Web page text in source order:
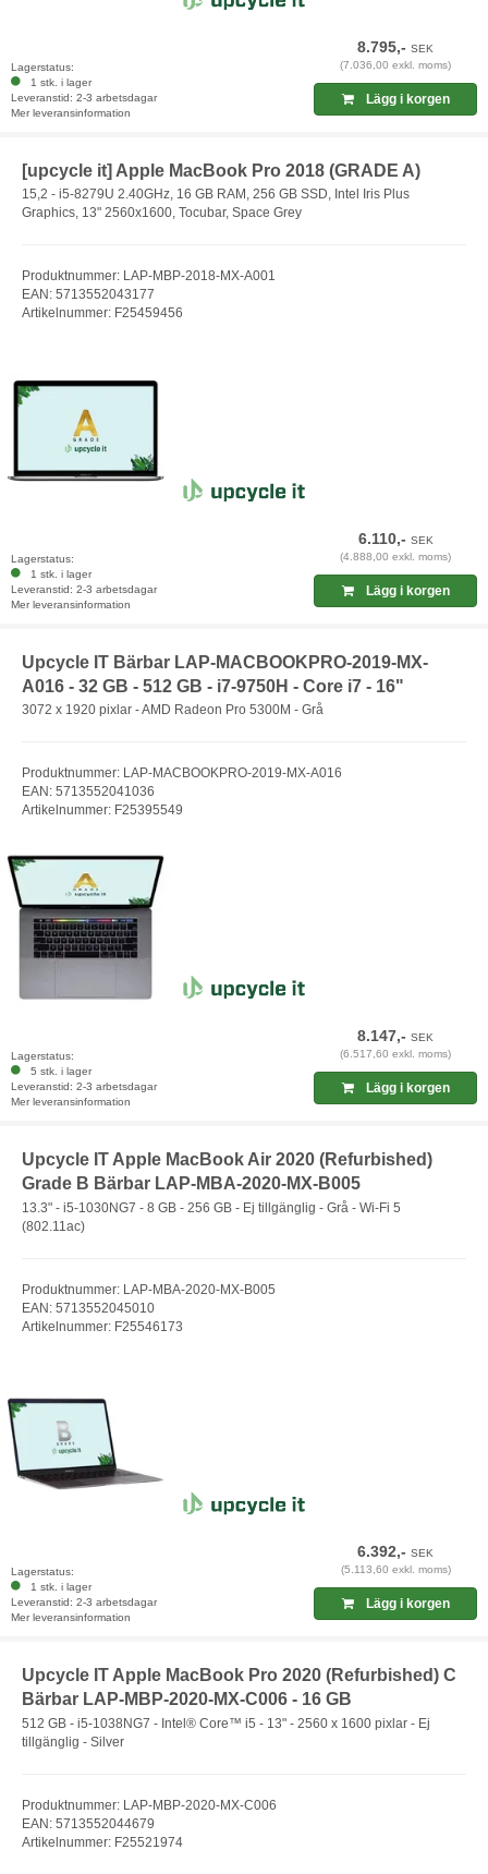
Lagerstatus:
1 stk. i lager
Leveranstid: 2-3 arbetsdagar
Mer leveransinformation
8.795,-SEK
(7.036,00 exkl. moms)
Lägg i korgen
[upcycle it] Apple MacBook Pro 2018 (GRADE A)
15,2 - i5-8279U 2.40GHz, 16 GB RAM, 256 GB SSD, Intel Iris Plus
Graphics, 13" 2560x1600, Tocubar, Space Grey
Produktnummer: LAP-MBP-2018-MX-A001
EAN: 5713552043177
Artikelnummer: F25459456
Lagerstatus:
1 stk. i lager
Leveranstid: 2-3 arbetsdagar
Mer leveransinformation
6.110,- SEK
(4.888,00 exkl. moms)
Lägg i korgen
Upcycle IT Bärbar LAP-MACBOOKPRO-2019-MX-
A016 - 32 GB - 512 GB - i7-9750H - Core i7 - 16"
3072 x 1920 pixlar - AMD Radeon Pro 5300M - Grå
Produktnummer: LAP-MACBOOKPRO-2019-MX-A016
EAN: 5713552041036
Artikelnummer: F25395549
Lagerstatus:
5 stk. i lager
Leveranstid: 2-3 arbetsdagar
Mer leveransinformation
8.147,-SEK
(6.517,60 exkl. moms)
Lägg i korgen
Upcycle IT Apple MacBook Air 2020 (Refurbished)
Grade B Bärbar LAP-MBA-2020-MX-B005
13.3" - i5-1030NG7 - 8 GB - 256 GB - Ej tillgänglig - Grå - Wi-Fi 5
(802.11ac)
Produktnummer: LAP-MBA-2020-MX-B005
EAN: 5713552045010
Artikelnummer: F25546173
Lagerstatus:
1 stk. i lager
Leveranstid: 2-3 arbetsdagar
Mer leveransinformation
6.392,-SEK
(5.113,60 exkl. moms)
Lägg i korgen
Upcycle IT Apple MacBook Pro 2020 (Refurbished) C
Bärbar LAP-MBP-2020-MX-C006 - 16 GB
512 GB - i5-1038NG7 - Intel® Core™ i5 - 13" - 2560 x 1600 pixlar - Ej
tillgänglig - Silver
Produktnummer: LAP-MBP-2020-MX-C006
EAN: 5713552044679
Artikelnummer: F25521974